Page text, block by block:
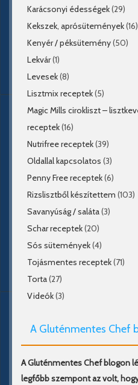
Karácsonyi édességek(29)
Kekszek, aprósütemények(16)
Kenyér / péksütemény(50)
Lekvár(1)
Levesek(8)
Lisztmix receptek(5)
Magic Mills cirokliszt –
receptek(16)
Nutrifree receptek(39)
Oldallal kapcsolatos (3)
Penny Free receptek(6)
Rizslisztből készítettem (103)
Savanyúság / saláta(3)
Schar receptek(20)
Sós sütemények(4)
Tojásmentes receptek(71)
Torta(27)
Videók(3)
A Gluténmentes Chef
A Gluténmentes Chef blogon
legfőbb szempont az volt,